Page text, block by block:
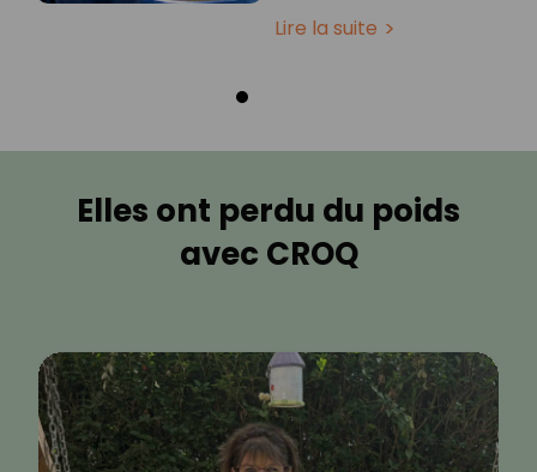
Lire la suite
Elles ont perdu du poids
avec CROQ